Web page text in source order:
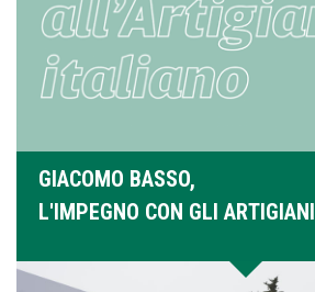
GIACOMO BASSO,
L'IMPEGNO CON GLI ARTIGIANI